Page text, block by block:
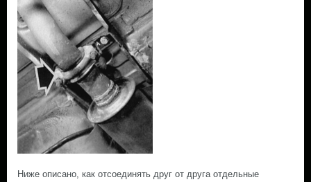
Ниже описано, как отсоединять друг от друга отдельные